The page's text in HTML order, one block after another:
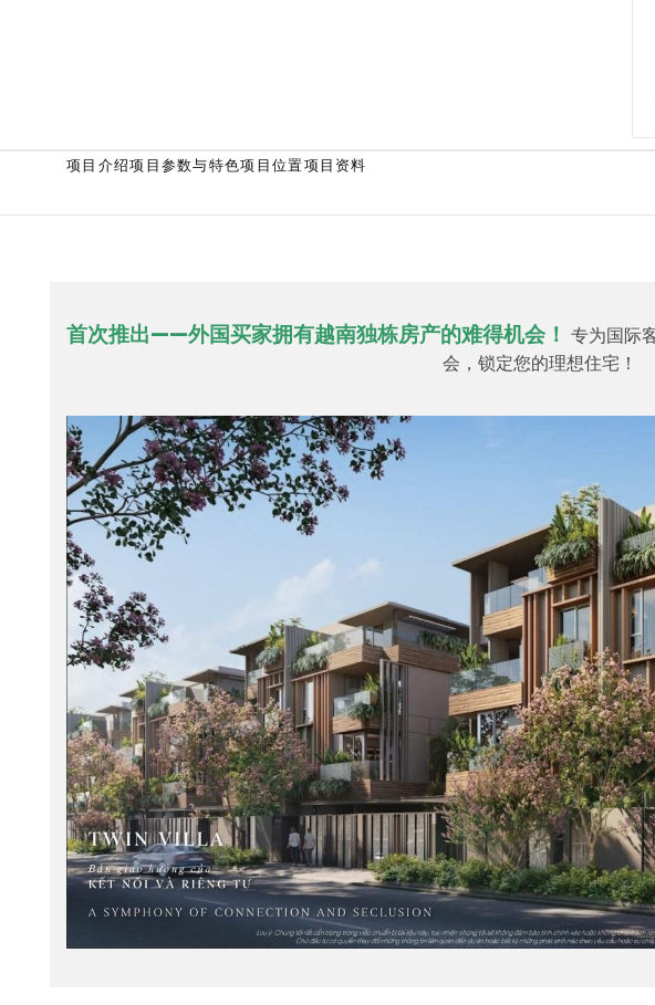
项目介绍项目参数与特色项目位置项目资料
首次推出——外国买家拥有越南独栋房产的难得机会！ 专为国际
会，锁定您的理想住宅！